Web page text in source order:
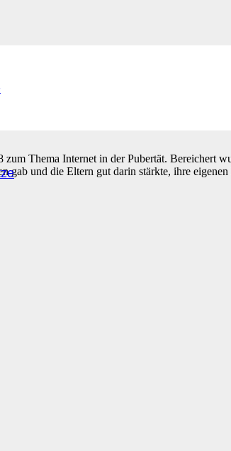
Thema Internet in der Pubertät. Bereichert
gab und die Eltern gut darin stärkte, ihre